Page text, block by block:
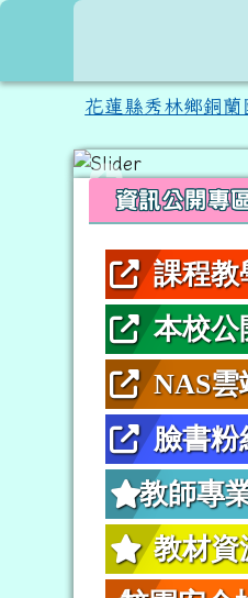
跳至主內容區
花蓮縣秀林鄉銅蘭
左邊區域
資訊公開專
課程教
本校公
NAS
臉書粉
教師專
教材資
頁尾區域